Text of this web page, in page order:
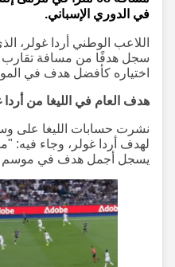
في الدوري الإسباني.
اللاعب الوطني أردا غولر،
اختياره كأفضل هدف في
هدف العام في الليغا من أردا
نشرت حسابات الليغا على
لهدف أردا غولر، وجاء فيه:
يسجل أجمل هدف في موسم 2025-26."